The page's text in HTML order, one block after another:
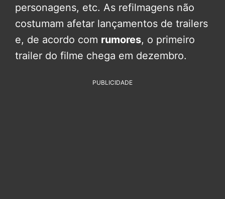
personagens, etc. As refilmagens não
costumam afetar lançamentos de trailers
e, de acordo com rumores, o primeiro
trailer do filme chega em dezembro.
PUBLICIDADE